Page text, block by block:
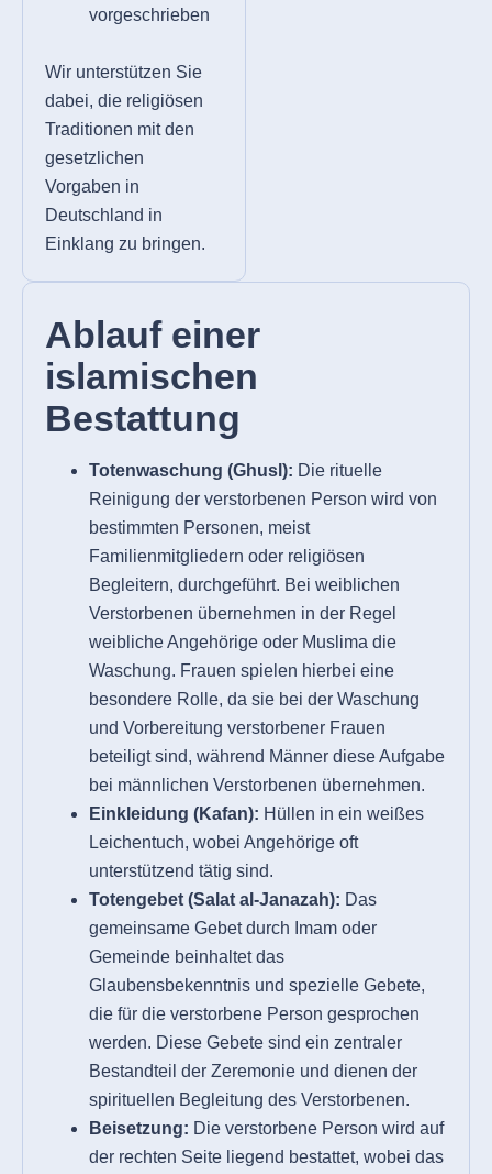
vorgeschrieben
Wir unterstützen Sie
dabei, die religiösen
Traditionen mit den
gesetzlichen
Vorgaben in
Deutschland in
Einklang zu bringen.
Ablauf einer
islamischen
Bestattung
Totenwaschung (Ghusl): Die rituelle
Reinigung der verstorbenen Person wird von
bestimmten Personen, meist
Familienmitgliedern oder religiösen
Begleitern, durchgeführt. Bei weiblichen
Verstorbenen übernehmen in der Regel
weibliche Angehörige oder Muslima die
Waschung. Frauen spielen hierbei eine
besondere Rolle, da sie bei der Waschung
und Vorbereitung verstorbener Frauen
beteiligt sind, während Männer diese Aufgabe
bei männlichen Verstorbenen übernehmen.
Einkleidung (Kafan): Hüllen in ein weißes
Leichentuch, wobei Angehörige oft
unterstützend tätig sind.
Totengebet (Salat al-Janazah): Das
gemeinsame Gebet durch Imam oder
Gemeinde beinhaltet das
Glaubensbekenntnis und spezielle Gebete,
die für die verstorbene Person gesprochen
werden. Diese Gebete sind ein zentraler
Bestandteil der Zeremonie und dienen der
spirituellen Begleitung des Verstorbenen.
Beisetzung: Die verstorbene Person wird auf
der rechten Seite liegend bestattet, wobei das